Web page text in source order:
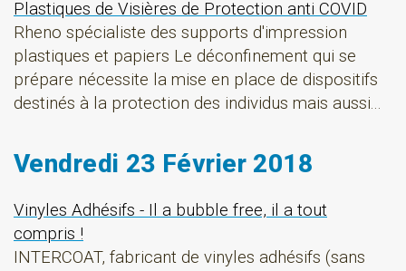
Plastiques de Visières de Protection anti COVID
Rheno spécialiste des supports d'impression
plastiques et papiers Le déconfinement qui se
prépare nécessite la mise en place de dispositifs
destinés à la protection des individus mais aussi...
Vendredi 23 Février 2018
Vinyles Adhésifs - Il a bubble free, il a tout
compris !
INTERCOAT, fabricant de vinyles adhésifs (sans